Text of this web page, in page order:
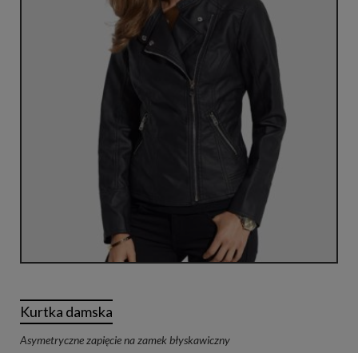
Kurtka damska
Asymetryczne zapięcie na zamek błyskawiczny